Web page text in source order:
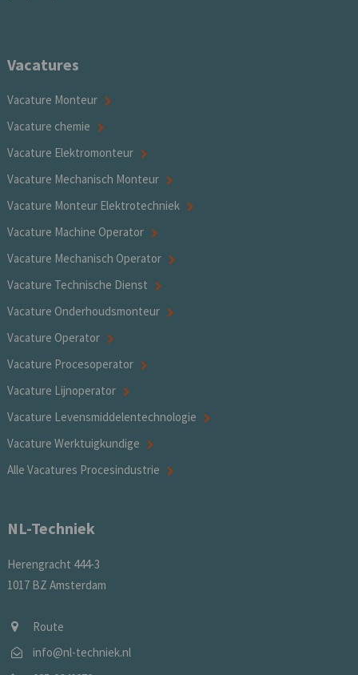
Vacatures
Vacature Monteur
Vacature chemie
Vacature Elektromonteur
Vacature Mechanisch Monteur
Vacature Monteur Elektrotechniek
Vacature Machine Operator
Vacature Mechanisch Operator
Vacature Technische Dienst
Vacature Onderhoudsmonteur
Vacature Operator
Vacature Procesoperator
Vacature Lijnoperator
Vacature Levensmiddelentechnologie
Vacature Werktuigkundige
Alle Vacatures Procesindustrie
NL-Techniek
Herengracht 444-3
1017 BZ Amsterdam
Route
info@nl-techniek.nl